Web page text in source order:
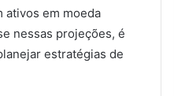
ativos em moeda
nessas projeções, é
estratégias de